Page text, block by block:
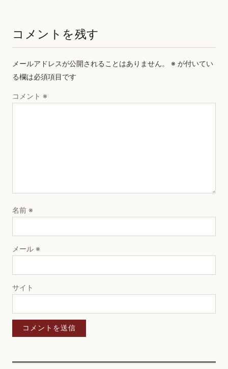
コメントを残す
メールアドレスが公開されることはありません。 ※ が付いてい
る欄は必須項目です
コメント ※
名前 ※
メール ※
サイト